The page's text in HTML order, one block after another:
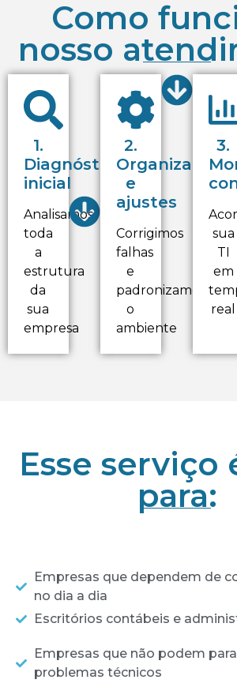
Como
nosso
1.
Diagnóstico
inicial
Analisamos
toda
a
estrutura
da
sua
empresa
2.
Organização
e
ajustes
Corrigimos
falhas
e
padronizamos
o
ambiente
3.
sua
TI
em
real
Esse serviço
para:
Empresas que dependem de
no dia a dia
Escritórios contábeis e
Empresas que não podem
problemas técnicos